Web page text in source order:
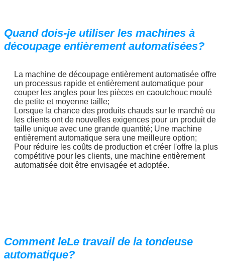
Quand dois-je utiliser les machines à
découpage entièrement automatisées?
La machine de découpage entièrement automatisée offre
un processus rapide et entièrement automatique pour
couper les angles pour les pièces en caoutchouc moulé
de petite et moyenne taille;
Lorsque la chance des produits chauds sur le marché ou
les clients ont de nouvelles exigences pour un produit de
taille unique avec une grande quantité; Une machine
entièrement automatique sera une meilleure option;
Pour réduire les coûts de production et créer l'offre la plus
compétitive pour les clients, une machine entièrement
automatisée doit être envisagée et adoptée.
Comment leLe travail de la tondeuse
automatique?